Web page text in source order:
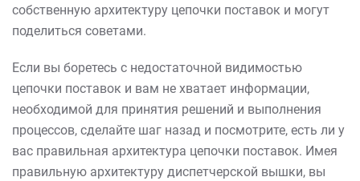
собственную архитектуру цепочки поставок и могут
поделиться советами.
Если вы боретесь с недостаточной видимостью
цепочки поставок и вам не хватает информации,
необходимой для принятия решений и выполнения
процессов, сделайте шаг назад и посмотрите, есть ли у
вас правильная архитектура цепочки поставок. Имея
правильную архитектуру диспетчерской вышки, вы